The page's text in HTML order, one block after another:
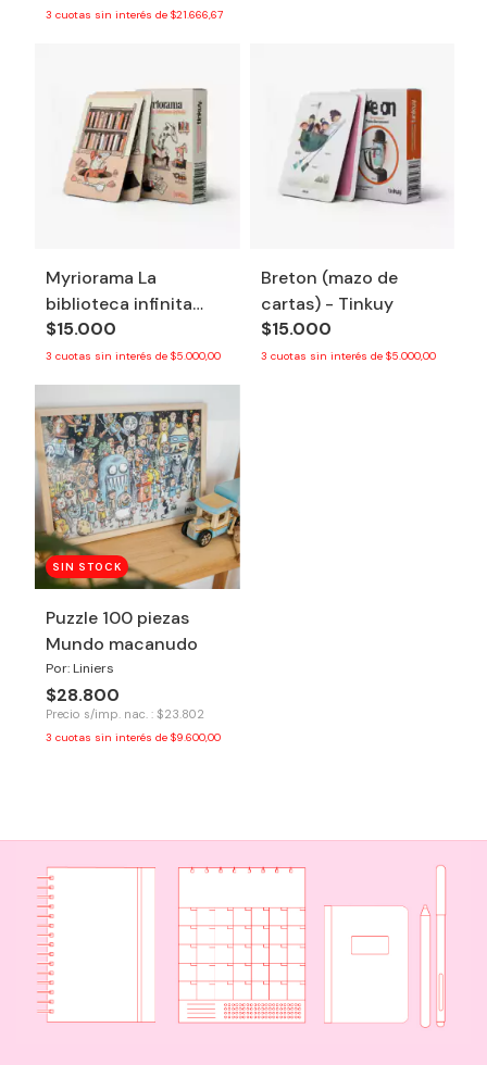
3 cuotas sin interés de $21.666,67
Myriorama La
biblioteca infinita
(mazo de cartas) -
Tinkuy
$15.000
3 cuotas sin interés de $5.000,00
Breton (mazo de
cartas) - Tinkuy
$15.000
3 cuotas sin interés de $5.000,00
SIN STOCK
Puzzle 100 piezas
Mundo macanudo
Por: Liniers
$28.800
Precio s/imp. nac. : $23.802
3 cuotas sin interés de $9.600,00